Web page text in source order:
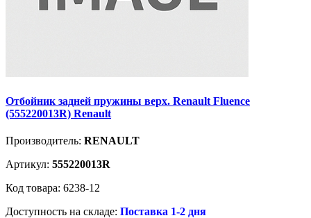
Отбойник задней пружины верх. Renault Fluence
(555220013R) Renault
Производитель: RENAULT
Артикул: 555220013R
Код товара: 6238-12
Доступность на складе: Поставка 1-2 дня